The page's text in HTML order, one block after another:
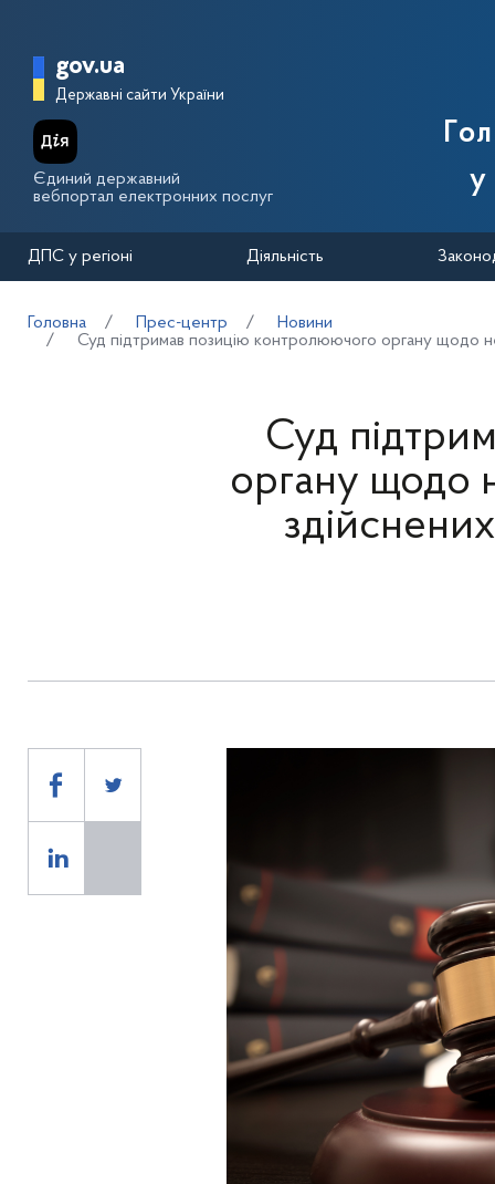
Головна сторінка Державної
gov.ua
Державні сайти України
Єдиний державний
вебпортал електронних послуг
у
ДПС у регіоні Діяльність
Головна Прес-центр
Новини
Суд підтримав позицію контролюючого органу щодо
Суд
органу щодо